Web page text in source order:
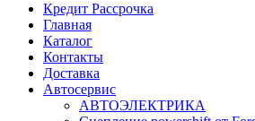
Кредит Рассрочка
Главная
Каталог
Контакты
Доставка
Автосервис
АВТОЭЛЕКТРИКА